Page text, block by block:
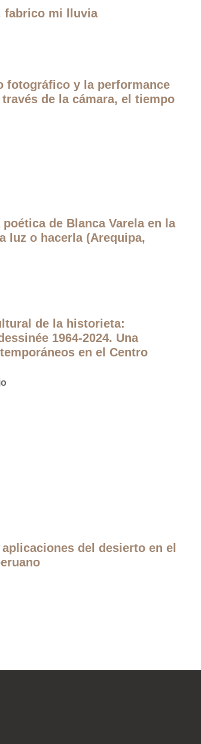
fabrico mi lluvia
fotográfico y la performance
de la cámara, el tiempo
de Blanca Varela en la
luz o hacerla (Arequipa,
de la historieta:
1964-2024. Una
en el Centro
del desierto en el